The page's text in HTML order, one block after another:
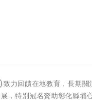
力回饋在地教育，長期
，特別冠名贊助彰化縣埔